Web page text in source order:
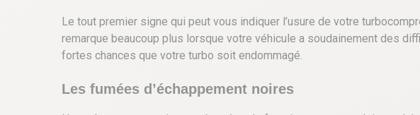
Le tout premier signe qui peut vous indiquer l’usure de votre
remarque beaucoup plus lorsque votre véhicule a soudainement des
fortes chances que votre turbo soit endommagé.
Les fumées d’échappement noires